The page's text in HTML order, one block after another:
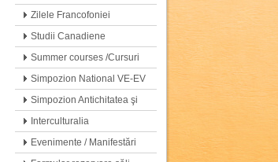
Zilele Francofoniei
Studii Canadiene
Summer courses /Cursuri
de vară
Simpozion National VE-EV
Simpozion Antichitatea şi
moştenirea ei…
Interculturalia
Evenimente / Manifestări